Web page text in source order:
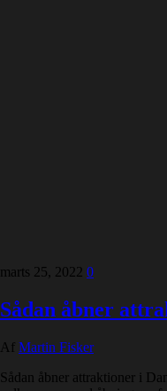
marts 25, 2022 0
Sådan åbner
Af Martin Fisker
Sådan åbner attraktioner i